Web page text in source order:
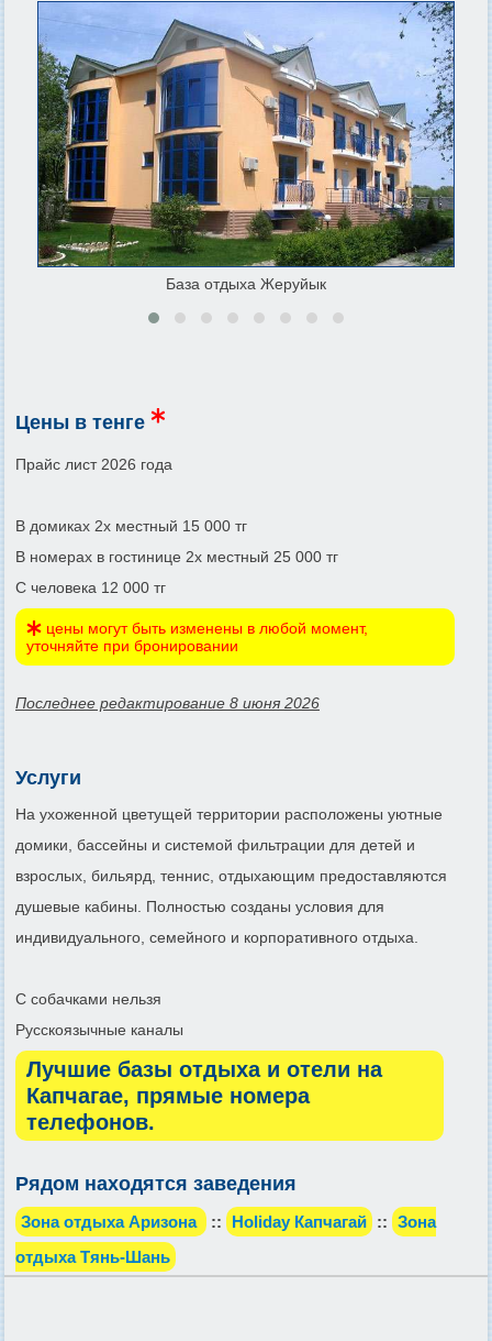
База отдыха Жеруйык
Цены в тенге
Прайс лист 2026 года
В домиках 2х местный 15 000 тг
В номерах в гостинице 2х местный 25 000 тг
С человека 12 000 тг
цены могут быть изменены в любой момент,
уточняйте при бронировании
Последнее редактирование 8 июня 2026
Услуги
На ухоженной цветущей территории расположены уютные
домики, бассейны и системой фильтрации для детей и
взрослых, бильярд, теннис, отдыхающим предоставляются
душевые кабины. Полностью созданы условия для
индивидуального, семейного и корпоративного отдыха.
С собачками нельзя
Русскоязычные каналы
Лучшие базы отдыха и отели на
Капчагае, прямые номера
телефонов.
Рядом находятся заведения
Зона отдыха Аризона :: Holiday Капчагай :: Зона
отдыха Тянь-Шань